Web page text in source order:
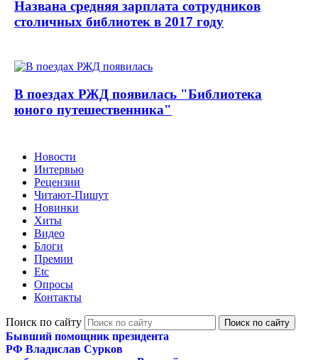
Названа средняя зарплата сотрудников
столичных библиотек в 2017 году
В поездах РЖД появилась "Библиотека
юного путешественника"
Новости
Интервью
Рецензии
Читают-Пишут
Новинки
Хиты
Видео
Блоги
Премии
Etc
Опросы
Контакты
Поиск по сайту
Бывший помощник президента
РФ Владислав Сурков